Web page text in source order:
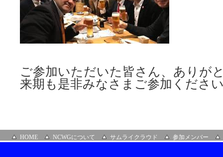
ご参加いただいた皆さん、ありが
来期も是非みなさまご参加くださ
HOME NCWGについて サムライクラウド 参加メンバー